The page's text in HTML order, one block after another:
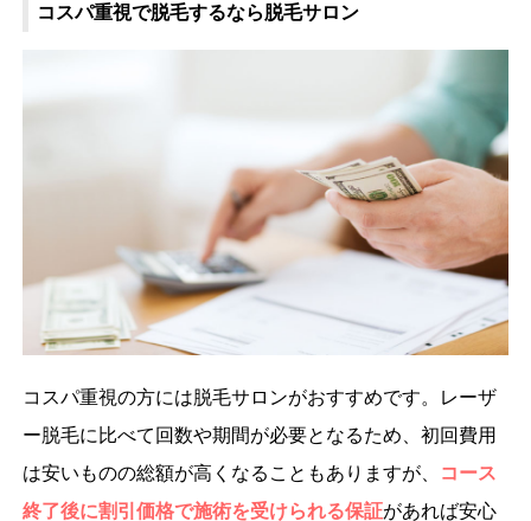
コスパ重視で脱毛するなら脱毛サロン
コスパ重視の方には脱毛サロンがおすすめです。レーザ
ー脱毛に比べて回数や期間が必要となるため、初回費用
は安いものの総額が高くなることもありますが、
コース
終了後に割引価格で施術を受けられる保証があれば安心